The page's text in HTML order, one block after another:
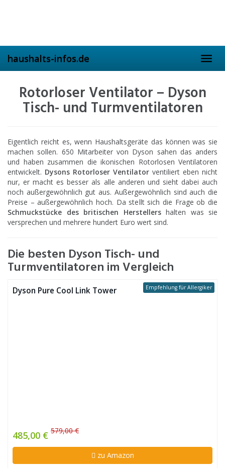
haushalts-infos.de
Rotorloser Ventilator – Dyson
Tisch- und Turmventilatoren
Eigentlich reicht es, wenn Haushaltsgeräte das können was sie
machen sollen. 650 Mitarbeiter von Dyson sahen das anders
und haben zusammen die ikonischen Rotorlosen Ventilatoren
entwickelt. Dysons Rotorloser Ventilator ventiliert eben nicht
nur, er macht es besser als alle anderen und sieht dabei auch
noch außergewöhnlich gut aus. Außergewöhnlich sind auch die
Preise – außergewöhnlich hoch. Da stellt sich die Frage ob die
Schmuckstücke des britischen Herstellershalten was sie
versprechen und mehrere hundert Euro wert sind.
Die besten Dyson Tisch- und
Turmventilatoren im Vergleich
Empfehlung für Allergiker
Dyson Pure Cool Link Tower
485,00 € 579,00 €
zu Amazon